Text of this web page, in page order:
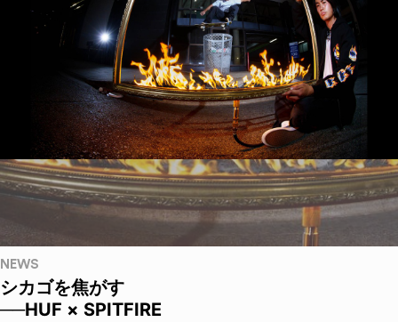
NEWS
シカゴを焦がす
──HUF × SPITFIRE